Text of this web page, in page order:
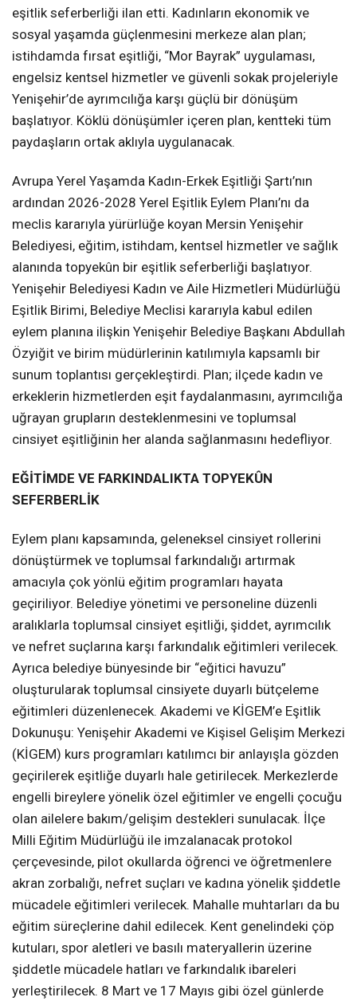
eşitlik seferberliği ilan etti. Kadınların ekonomik ve
sosyal yaşamda güçlenmesini merkeze alan plan;
istihdamda fırsat eşitliği, “Mor Bayrak” uygulaması,
engelsiz kentsel hizmetler ve güvenli sokak projeleriyle
Yenişehir’de ayrımcılığa karşı güçlü bir dönüşüm
başlatıyor. Köklü dönüşümler içeren plan, kentteki tüm
paydaşların ortak aklıyla uygulanacak.
Avrupa Yerel Yaşamda Kadın-Erkek Eşitliği Şartı’nın
ardından 2026-2028 Yerel Eşitlik Eylem Planı’nı da
meclis kararıyla yürürlüğe koyan Mersin Yenişehir
Belediyesi, eğitim, istihdam, kentsel hizmetler ve sağlık
alanında topyekûn bir eşitlik seferberliği başlatıyor.
Yenişehir Belediyesi Kadın ve Aile Hizmetleri Müdürlüğü
Eşitlik Birimi, Belediye Meclisi kararıyla kabul edilen
eylem planına ilişkin Yenişehir Belediye Başkanı Abdullah
Özyiğit ve birim müdürlerinin katılımıyla kapsamlı bir
sunum toplantısı gerçekleştirdi. Plan; ilçede kadın ve
erkeklerin hizmetlerden eşit faydalanmasını, ayrımcılığa
uğrayan grupların desteklenmesini ve toplumsal
cinsiyet eşitliğinin her alanda sağlanmasını hedefliyor.
EĞİTİMDE VE FARKINDALIKTA TOPYEKÛN
SEFERBERLİK
Eylem planı kapsamında, geleneksel cinsiyet rollerini
dönüştürmek ve toplumsal farkındalığı artırmak
amacıyla çok yönlü eğitim programları hayata
geçiriliyor. Belediye yönetimi ve personeline düzenli
aralıklarla toplumsal cinsiyet eşitliği, şiddet, ayrımcılık
ve nefret suçlarına karşı farkındalık eğitimleri verilecek.
Ayrıca belediye bünyesinde bir “eğitici havuzu”
oluşturularak toplumsal cinsiyete duyarlı bütçeleme
eğitimleri düzenlenecek. Akademi ve KİGEM’e Eşitlik
Dokunuşu: Yenişehir Akademi ve Kişisel Gelişim Merkezi
(KİGEM) kurs programları katılımcı bir anlayışla gözden
geçirilerek eşitliğe duyarlı hale getirilecek. Merkezlerde
engelli bireylere yönelik özel eğitimler ve engelli çocuğu
olan ailelere bakım/gelişim destekleri sunulacak. İlçe
Milli Eğitim Müdürlüğü ile imzalanacak protokol
çerçevesinde, pilot okullarda öğrenci ve öğretmenlere
akran zorbalığı, nefret suçları ve kadına yönelik şiddetle
mücadele eğitimleri verilecek. Mahalle muhtarları da bu
eğitim süreçlerine dahil edilecek. Kent genelindeki çöp
kutuları, spor aletleri ve basılı materyallerin üzerine
şiddetle mücadele hatları ve farkındalık ibareleri
yerleştirilecek. 8 Mart ve 17 Mayıs gibi özel günlerde